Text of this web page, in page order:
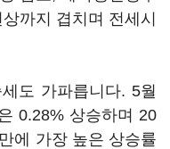
까지 겹치며 전세시
도 가파릅니다. 5월
0.28% 상승하며 20
에 가장 높은 상승률